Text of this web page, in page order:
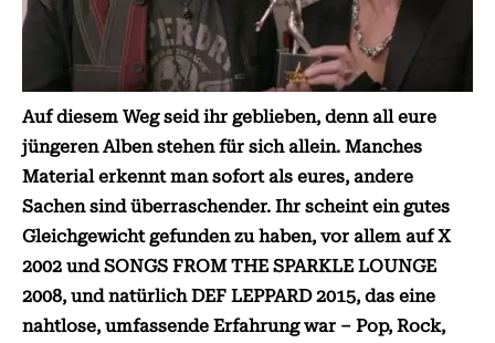
Auf diesem Weg seid ihr geblieben, denn all eure
jüngeren Alben stehen für sich allein. Manches
Material erkennt man sofort als eures, andere
Sachen sind überraschender. Ihr scheint ein gutes
Gleichgewicht gefunden zu haben, vor al­­lem auf X
2002 und SONGS FROM THE SPARKLE LOUNGE
2008, und natürlich DEF LEPPARD 2015, das eine
nahtlose, umfassende Er­­fahrung war – Pop, Rock,